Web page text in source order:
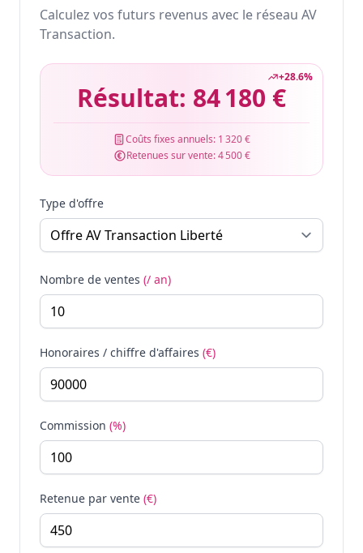
Calculez vos futurs revenus avec le réseau AV
Transaction.
+28.6%
Résultat: 84 180 €
Coûts fixes annuels: 1 320 €
Retenues sur vente:4 500 €
Type d'offre
Nombre de ventes (/ an)
Honoraires / chiffre d'affaires (€)
Commission (%)
Retenue par vente (€)